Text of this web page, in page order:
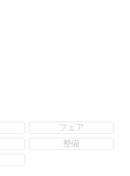
フェア
整備